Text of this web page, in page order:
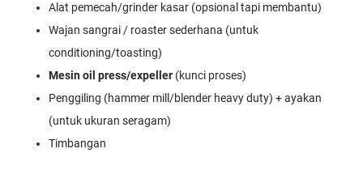
Alat pemecah/grinder kasar (opsional tapi membantu)
Wajan sangrai / roaster sederhana (untuk
conditioning/toasting)
Mesin oil press/expeller (kunci proses)
Penggiling (hammer mill/blender heavy duty) + ayakan
(untuk ukuran seragam)
Timbangan